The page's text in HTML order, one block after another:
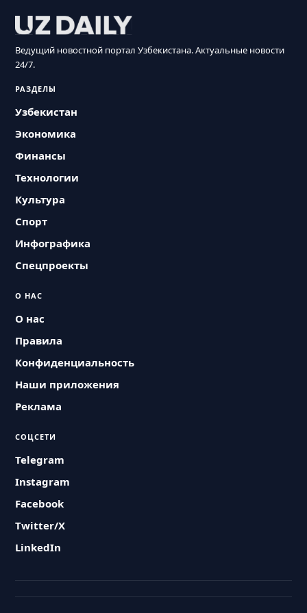
Ведущий новостной портал Узбекистана. Актуальные новости
24/7.
РАЗДЕЛЫ
Узбекистан
Экономика
Финансы
Технологии
Культура
Спорт
Инфографика
Спецпроекты
О НАС
О нас
Правила
Конфиденциальность
Наши приложения
Реклама
СОЦСЕТИ
Telegram
Instagram
Facebook
Twitter/X
LinkedIn